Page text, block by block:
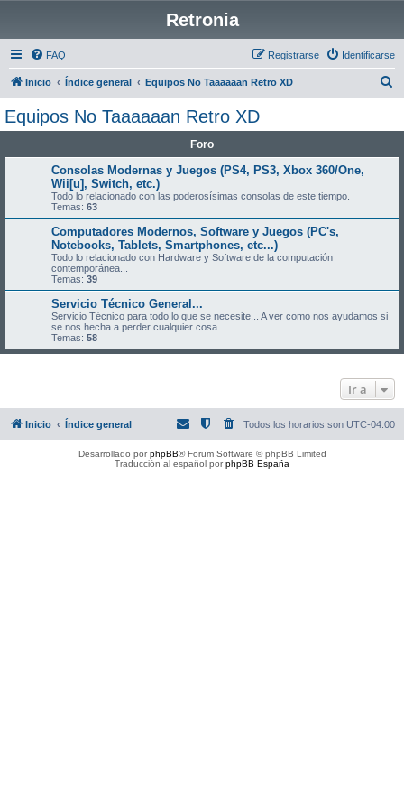
Retronia
FAQ Identificarse
Registrarse
Inicio Índice general Equipos No Taaaaaan Retro XD
Equipos No Taaaaaan Retro XD
Foro
Consolas Modernas y Juegos (PS4, PS3, Xbox 360/One,
Wii[u], Switch, etc.)
Todo lo relacionado con las poderosísimas consolas de este tiempo.
Temas: 63
Computadores Modernos, Software y Juegos (PC's,
Notebooks, Tablets, Smartphones, etc...)
Todo lo relacionado con Hardware y Software de la computación
contemporánea...
Temas: 39
Servicio Técnico General...
Servicio Técnico para todo lo que se necesite... A ver como nos ayudamos si
se nos hecha a perder cualquier cosa...
Temas: 58
Ir a
Inicio Índice general Todos los horarios son UTC-04:00
Desarrollado porphpBB® Forum Software © phpBB Limited
Traducción al español porphpBB España